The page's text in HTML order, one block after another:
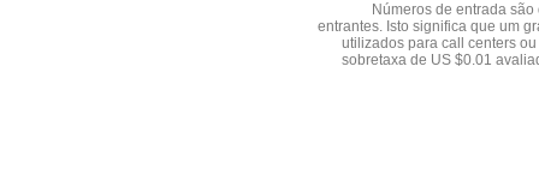
Números de entrada
entrantes. Isto significa que um
utilizados para call centers
sobretaxa de US $0.01